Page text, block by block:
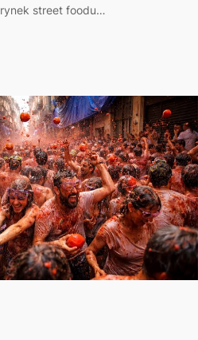
street foodu…